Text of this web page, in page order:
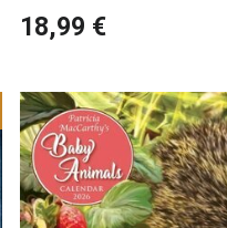
18,99 €